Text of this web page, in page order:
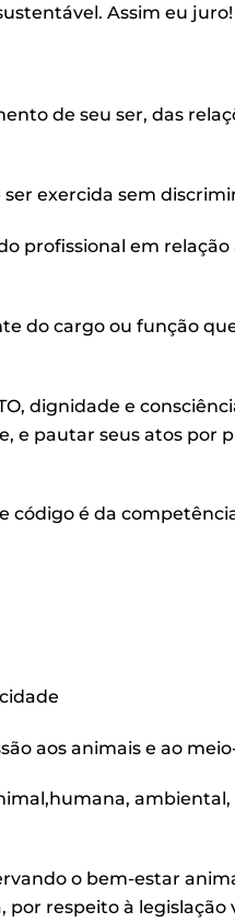
Assim eu juro!
de seu ser, das
exercida sem
profissional em
do cargo ou função
dignidade e
e pautar seus atos por
é da
aos animais e ao
o bem-estar
respeito à